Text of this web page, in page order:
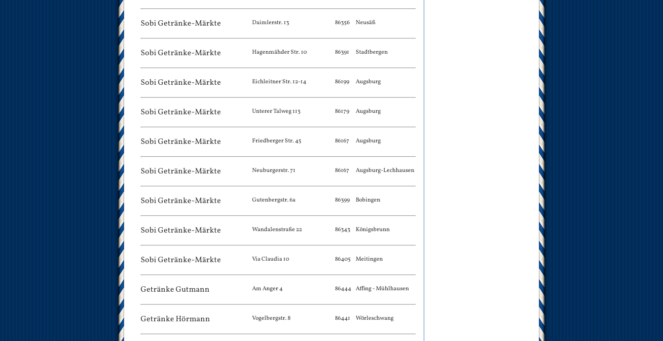
Sobi Getränke-Märkte Daimlerstr. 13 86356 Neusäß
Sobi Getränke-Märkte Hagenmähder Str. 10 86391 Stadtbergen
Sobi Getränke-Märkte Eichleitner Str. 12-14 86199 Augsburg
Sobi Getränke-Märkte Unterer Talweg 113 86179 Augsburg
Sobi Getränke-Märkte Friedberger Str. 45 86167 Augsburg
Sobi Getränke-Märkte Neuburgerstr. 71 86167 Augsburg-Lechhausen
Sobi Getränke-Märkte Gutenbergstr. 6a 86399 Bobingen
Sobi Getränke-Märkte Wandalenstraße 22 86343 Königsbrunn
Sobi Getränke-Märkte Via Claudia 10 86405 Meitingen
Getränke Gutmann Am Anger 4 86444 Affing - Mühlhausen
Getränke Hörmann Vogelbergstr. 8 86441 Wörleschwang